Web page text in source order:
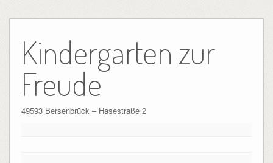
content
Kindergarten zur
Freude
49593 Bersenbrück – Hasestraße 2